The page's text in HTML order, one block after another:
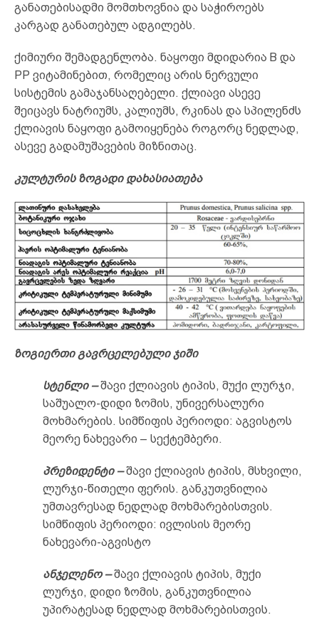
განათებისადმი მომთხოვნია და საჭიროებს
კარგად განათებულ ადგილებს.
ქიმიური შემადგენლობა. ნაყოფი მდიდარია B და
PP ვიტამინებით, რომელიც არის ნერვული
სისტემის გამაჯანსაღებელი. ქლიავი ასევე
შეიცავს ნატრიუმს, კალიუმს, რკინას და სპილენძს
ქლიავის ნაყოფი გამოიყენება როგორც ნედლად,
ასევე გადამუშავების მიზნითაც.
კულტურის ზოგადი დახასიათება
ზოგიერთი გავრცელებული ჯიში
სტენლი –შავი ქლიავის ტიპის, მუქი ლურჯი,
საშუალო-დიდი ზომის, უნივერსალური
მოხმარების. სიმწიფის პერიოდი: აგვისტოს
მეორე ნახევარი – სექტემბერი.
პრეზიდენტი –შავი ქლიავის ტიპის, მსხვილი,
ლურჯი-წითელი ფერის. განკუთვნილია
უმთავრესად ნედლად მოხმარებისთვის.
სიმწიფის პერიოდი: ივლისის მეორე
ნახევარი-აგვისტო
ანჯელენო –შავი ქლიავის ტიპის, მუქი
ლურჯი, დიდი ზომის, განკუთვნილია
უპირატესად ნედლად მოხმარებისთვის.